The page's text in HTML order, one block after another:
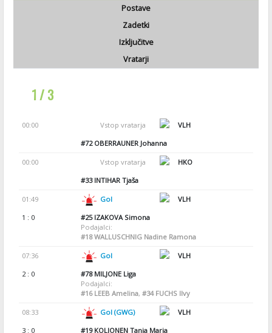
Postave
Zadetki
Izključitve
Vratarji
1 / 3
00:00 Vstop vratarja
VLH
#72OBERRAUNER Johanna
00:00 Vstop vratarja
HKO
#33INTIHAR Tjaša
01:49 Gol
VLH
1 : 0
#25IZAKOVA Simona
Podajalci:
#18WALLUSCHNIG Nadine Ramona
07:36 Gol
VLH
2 : 0
#78MILJONE Liga
Podajalci:
#16LEEB Amelina, #34FUCHS Ilvy
08:33 Gol (GWG)
VLH
3 : 0
#19KOLJONEN Tanja Maria